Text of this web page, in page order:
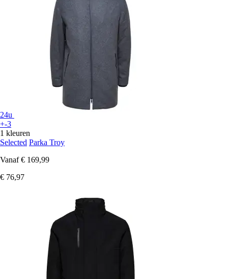
24u
+-3
1 kleuren
Selected Parka Troy
Vanaf € 169,99
€ 76,97